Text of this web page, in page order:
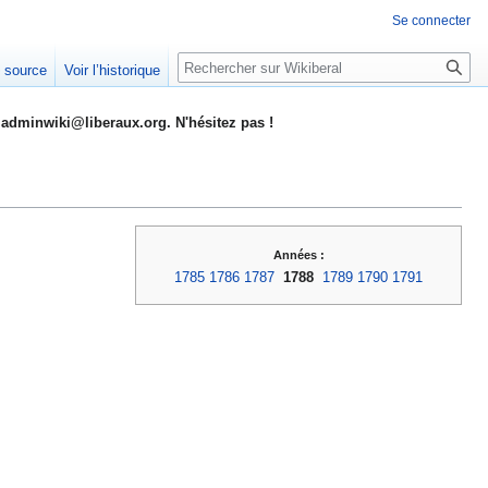
N'hésitez pas !
Années :
1785 1786 1787 1788 1789 1790 1791
Se connecter
source Voir l’historique Rechercher